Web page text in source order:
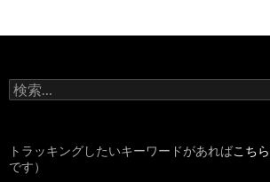
検
索
トラッキングしたいキーワードがあればこちら
です）